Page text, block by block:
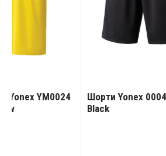
Шорти Yonex 0004 Shorts